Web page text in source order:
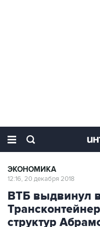
ЭКОНОМИКА
12:16, 20 декабря 2018
ВТБ выдвинул
структур